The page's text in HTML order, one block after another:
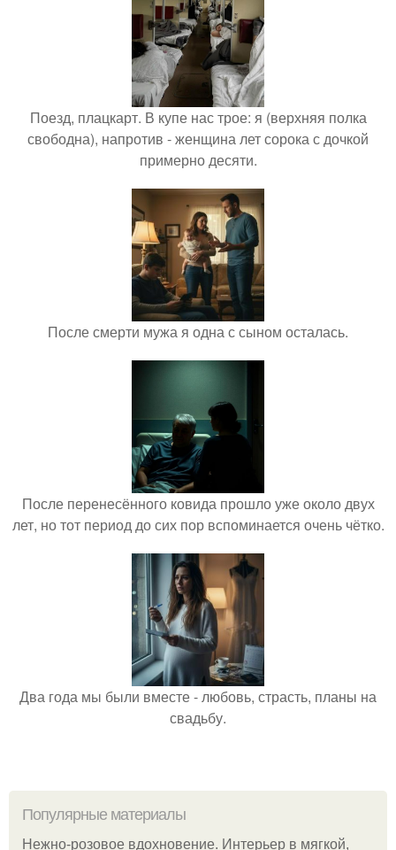
Поезд, плацкарт. В купе нас трое: я (верхняя полка
свободна), напротив - женщина лет сорока с дочкой
примерно десяти.
После смерти мужа я одна с сыном осталась.
После перенесённого ковида прошло уже около двух
лет, но тот период до сих пор вспоминается очень чётко.
Два года мы были вместе - любовь, страсть, планы на
свадьбу.
Популярные материалы
Нежно-розовое вдохновение. Интерьер в мягкой,